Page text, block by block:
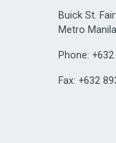
Buick St.
Metro
Phone:
Fax: +632